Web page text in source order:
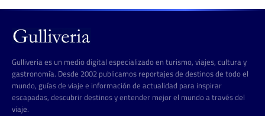
Gulliveria es un medio digital especializado en turismo, viajes, cultura y
gastronomía. Desde 2002 publicamos reportajes de destinos de todo el
mundo, guías de viaje e información de actualidad para inspirar
escapadas, descubrir destinos y entender mejor el mundo a través del
viaje.